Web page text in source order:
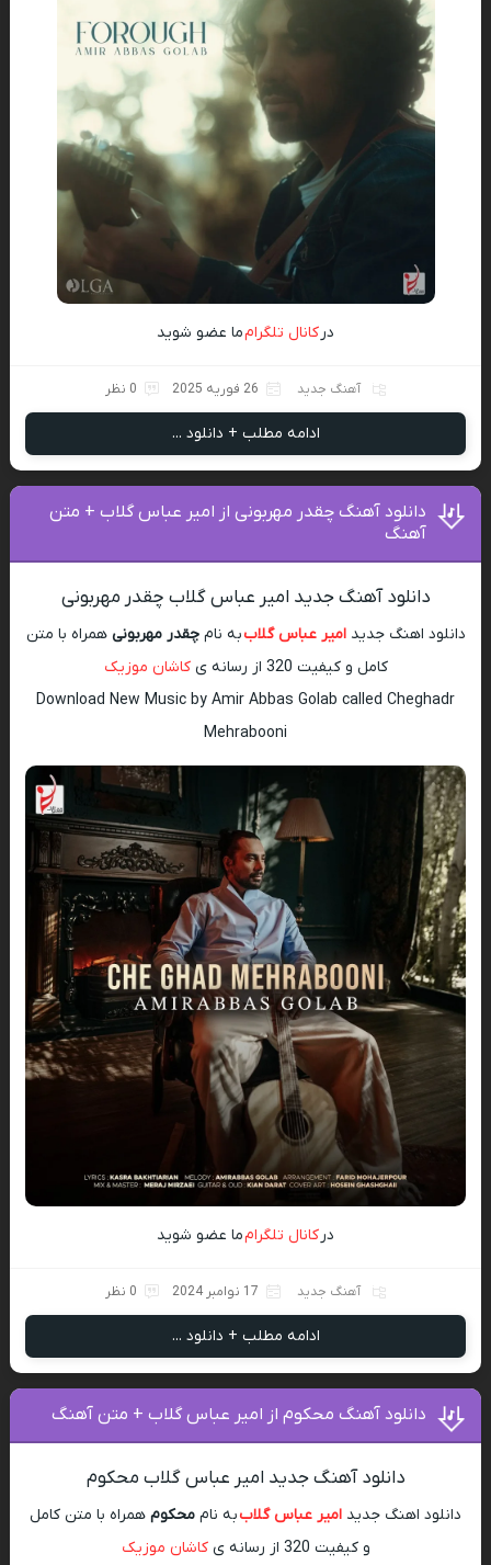
درکانال تلگرامما عضو شوید
آهنگ جدید 26 فوریه 2025 0 نظر
ادامه مطلب + دانلود ...
دانلود آهنگ چقدر مهربونی از امیر عباس گلاب + متن
آهنگ
دانلود آهنگ جدید امیر عباس گلاب چقدر مهربونی
دانلود اهنگ جدیدامیر عباس گلاببه نامچقدر مهربونی همراه با متن
کامل و کیفیت 320 از رسانه ی
کاشان موزیک
Download New Music by Amir Abbas Golab called Cheghadr
Mehrabooni
درکانال تلگرامما عضو شوید
آهنگ جدید 17 نوامبر 2024 0 نظر
ادامه مطلب + دانلود ...
دانلود آهنگ محکوم از امیر عباس گلاب + متن آهنگ
دانلود آهنگ جدید امیر عباس گلاب محکوم
دانلود اهنگ جدید امیر عباس گلاببه نام محکوم همراه با متن کامل
و کیفیت 320 از رسانه ی
کاشان موزیک